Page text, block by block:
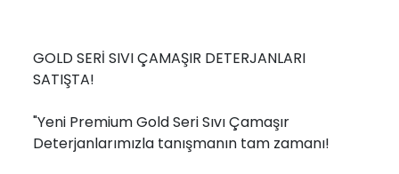
GOLD SERİ SIVI ÇAMAŞIR DETERJANLARI
SATIŞTA!
"Yeni Premium Gold Seri Sıvı Çamaşır
Deterjanlarımızla tanışmanın tam zamanı!